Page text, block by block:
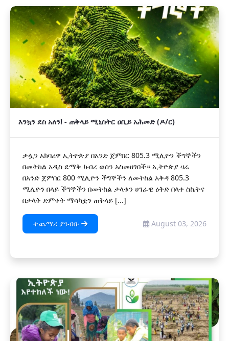
አዲስ
እንኳን ደስ አለን! - ጠቅላይ ሚኒስትር ዐቢይ አሕመድ (ዶ/ር)
ቃሏን አክባሪዋ ኢትዮጵያ በአንድ ጀምበር 805.3 ሚሊዮን ችግኞችን
በመትከል አዲስ ደማቅ ክብረ ወሰን አስመዘገበች። ኢትዮጵያ ዛሬ
በአንድ ጀምበር 800 ሚሊዮን ችግኞችን ለመትከል አቅዳ 805.3
ሚሊዮን በላይ ችግኞችን በመትከል ታላቁን ሀገራዊ ዕቅድ በላቀ ስኬትና
በታላቅ ድምቀት ማሳካቷን ጠቅላይ [...]
ተጨማሪ ያንብቡ August 03, 2026